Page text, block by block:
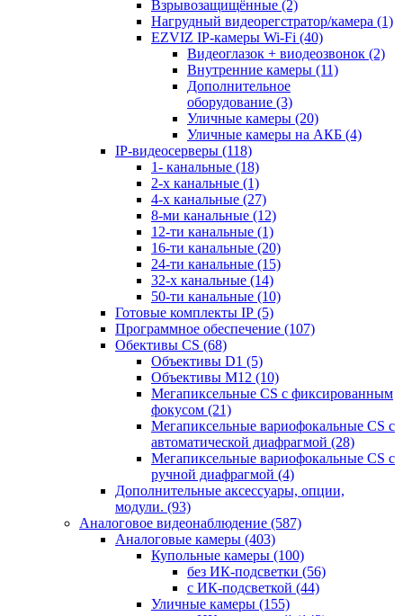
Взрывозащищённые (2)
Нагрудный видеорегстратор/камера (1)
EZVIZ IP-камеры Wi-Fi (40)
Видеоглазок + виодеозвонок (2)
Внутренние камеры (11)
Дополнительное
оборудование (3)
Уличные камеры (20)
Уличные камеры на АКБ (4)
IP-видеосерверы (118)
1- канальные (18)
2-х канальные (1)
4-х канальные (27)
8-ми канальные (12)
12-ти канальные (1)
16-ти канальные (20)
24-ти канальные (15)
32-х канальные (14)
50-ти канальные (10)
Готовые комплекты IP (5)
Программное обеспечение (107)
Обективы CS (68)
Объективы D1 (5)
Объективы M12 (10)
Мегапиксельные CS c фиксированным
фокусом (21)
Мегапиксельные вариофокальные CS c
автоматической диафрагмой (28)
Мегапиксельные вариофокальные CS c
ручной диафрагмой (4)
Дополнительные аксессуары, опции,
модули. (93)
Аналоговое видеонаблюдение (587)
Аналоговые камеры (403)
Купольные камеры (100)
без ИК-подсветки (56)
с ИК-подсветкой (44)
Уличные камеры (155)